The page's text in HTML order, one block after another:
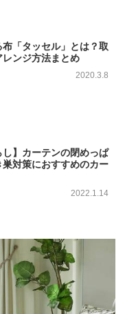
「タッセル」とは？取
レンジ方法まとめ
2020.3.8
し】カーテンの閉めっぱ
対策におすすめのカー
2022.1.14